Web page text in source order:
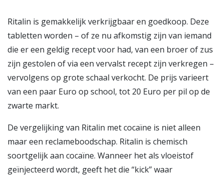
Ritalin is gemakkelijk verkrijgbaar en goedkoop. Deze
tabletten worden – of ze nu afkomstig zijn van iemand
die er een geldig recept voor had, van een broer of zus
zijn gestolen of via een vervalst recept zijn verkregen –
vervolgens op grote schaal verkocht. De prijs varieert
van een paar Euro op school, tot 20 Euro per pil op de
zwarte markt.
De vergelijking van Ritalin met cocaïne is niet alleen
maar een reclameboodschap. Ritalin is chemisch
soortgelijk aan cocaïne. Wanneer het als vloeistof
geïnjecteerd wordt, geeft het die “kick” waar